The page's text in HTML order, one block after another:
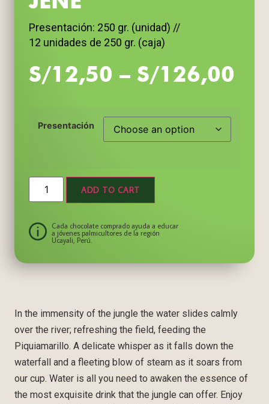
Home
Meet Curimaná
Presentación: 250 gr. (unidad) //
12 unidades de 250 gr. (caja)
S/12,50 – S/126,00
Presentación
ADD TO CART
Cada chocolate comprado ayuda a educar
a jóvenes palmicultores de la región
Ucayali, Perú.
In the immensity of the jungle the water slides calmly
over the river; refreshing the field, feeding the
Piquiamarillo. A delicate whisper as it falls down the
waterfall and a fleeting blow of steam as it soars from
our cup. Water is all you need to awaken the essence of
the most exquisite drink that the jungle can offer. Enjoy